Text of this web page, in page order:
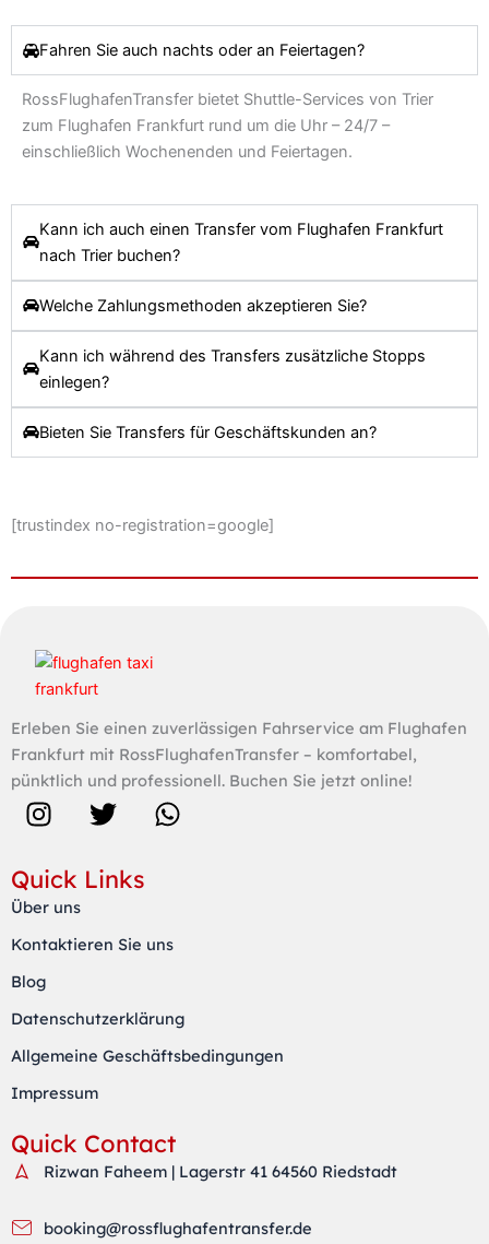
Fahren Sie auch nachts oder an Feiertagen?
RossFlughafenTransfer bietet Shuttle-Services von Trier
zum Flughafen Frankfurt rund um die Uhr – 24/7 –
einschließlich Wochenenden und Feiertagen.
Kann ich auch einen Transfer vom Flughafen Frankfurt
nach Trier buchen?
Welche Zahlungsmethoden akzeptieren Sie?
Kann ich während des Transfers zusätzliche Stopps
einlegen?
Bieten Sie Transfers für Geschäftskunden an?
[trustindex no-registration=google]
Erleben Sie einen zuverlässigen Fahrservice am Flughafen
Frankfurt mit RossFlughafenTransfer – komfortabel,
pünktlich und professionell. Buchen Sie jetzt online!
I
s
t
g
r
a
T
i
e
W
a
p
Quick Links
Über uns
Kontaktieren Sie uns
Blog
Datenschutzerklärung
Allgemeine Geschäftsbedingungen
Impressum
Quick Contact
Rizwan Faheem | Lagerstr 41 64560 Riedstadt
booking@rossflughafentransfer.de